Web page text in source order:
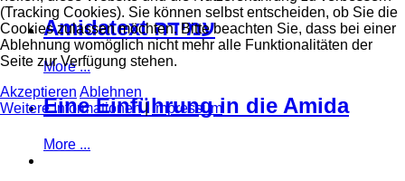
Amidatext עמידה
More ...
Eine Einführung in die Amida
More ...
(Tracking Cookies). Sie können selbst entscheiden, ob Sie die
Cookies zulassen möchten. Bitte beachten Sie, dass bei einer
Ablehnung womöglich nicht mehr alle Funktionalitäten der
Seite zur Verfügung stehen.
Akzeptieren Ablehnen
Weitere Informationen| Impressum